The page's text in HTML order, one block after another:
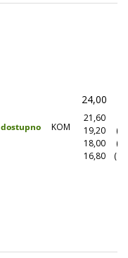
dostupno KOM
24,00
21,60
19,20
18,00
16,80